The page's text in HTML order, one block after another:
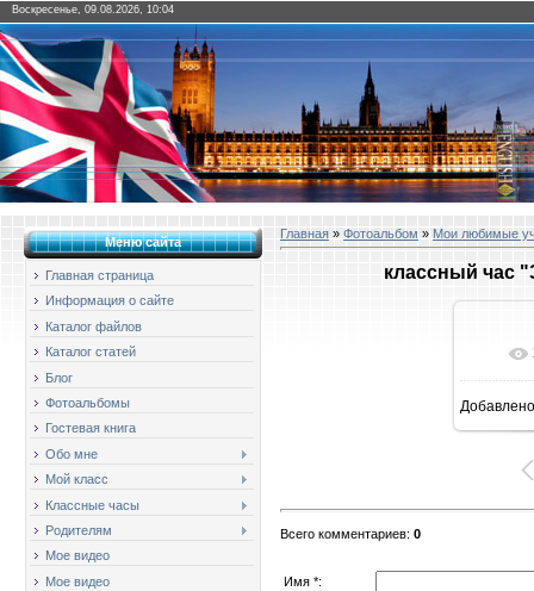
Воскресенье, 09.08.2026, 10:04
Меню сайта
Главная страница
Информация о сайте
Каталог файлов
Каталог статей
Блог
Фотоальбомы
Гостевая книга
Обо мне
Мой класс
Классные часы
Родителям
Мое видео
Мое видео
Главная » Фотоальбом » Мои любимые
классный час
Добавлено
Всего комментариев: 0
Имя *: